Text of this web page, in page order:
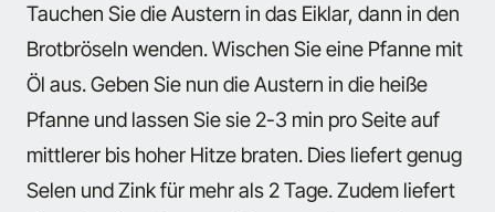
Tauchen Sie die Austern in das Eiklar, dann in den
Brotbröseln wenden. Wischen Sie eine Pfanne mit
Öl aus. Geben Sie nun die Austern in die heiße
Pfanne und lassen Sie sie 2-3 min pro Seite auf
mittlerer bis hoher Hitze braten. Dies liefert genug
Selen und Zink für mehr als 2 Tage. Zudem liefert